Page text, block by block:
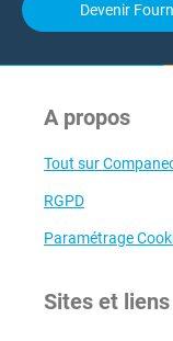
Devenir
A propos
Tout sur
RGPD
Paramétrage
Sites et